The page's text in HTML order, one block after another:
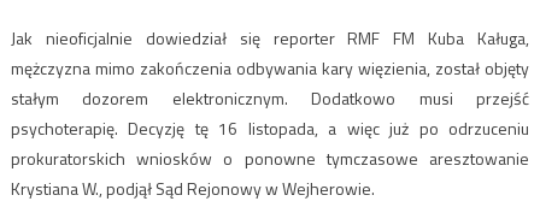
Jak nieoficjalnie dowiedział się reporter RMF FM Kuba Kaługa,
mężczyzna mimo zakończenia odbywania kary więzienia, został objęty
stałym dozorem elektronicznym. Dodatkowo musi przejść
psychoterapię. Decyzję tę 16 listopada, a więc już po odrzuceniu
prokuratorskich wniosków o ponowne tymczasowe aresztowanie
Krystiana W., podjął Sąd Rejonowy w Wejherowie.